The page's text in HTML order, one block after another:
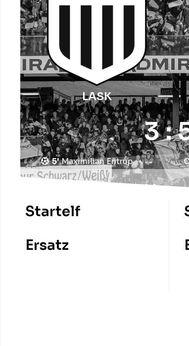
LASK
3 :
5'MaximilianEntrup
Startelf
Ersatz